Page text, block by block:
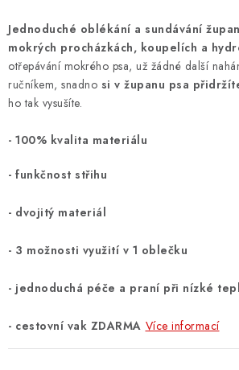
Jednoduché oblékání a sundávání
mokrých procházkách, koupelích a
otřepávání mokrého psa, už žádné další
ručníkem, snadno si v županu psa
ho tak vysušíte.
- 100% kvalita materiálu
- funkčnost střihu
- dvojitý materiál
- 3 možnosti využití v 1 oblečku
- jednoduchá péče a praní při nízké
- cestovní vak ZDARMA Více informací